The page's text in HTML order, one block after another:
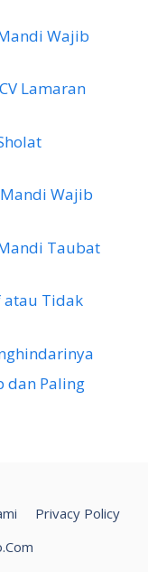
Wajib
Lamaran
Wajib
Taubat
atau Tidak
dan Paling
Privacy Policy